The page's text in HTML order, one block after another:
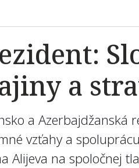
a
a
vzťahy a
Alijeva na spoločnej